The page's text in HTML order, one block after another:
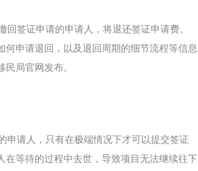
签证申请的申请人，将退还签证申请费。
何申请退回，以及退回周期的细节流程等信息
局官网发布。
申请人，只有在极端情况下才可以提交签证
在等待的过程中去世，导致项目无法继续往下